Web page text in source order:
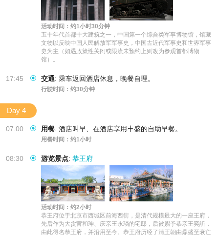
活动时间：约1小时30分钟
五十年代首都十大建筑之一，中国第一个综合类军事博物馆，馆藏
文物以反映中国人民解放军军事史，中国古近代军事史和世界军事
史为主（如遇政策性关闭或限流未预约上则改为参观首都博物
馆）。
17:45 交通: 乘车返回酒店休息，晚餐自理。
行驶时间：约30分钟
Day 4
07:00 用餐: 酒店叫早、在酒店享用丰盛的自助早餐。
用餐时间：约1小时
08:30 游览景点: 恭王府
活动时间：约2小时
恭王府位于北京市西城区前海西街，是清代规模最大的一座王府，
先后作为大贪官和珅、庆亲王永璘的宅邸，后被赐予恭亲王奕訢，
由此得名恭王府，并沿用至今。恭王府历经了清王朝由鼎盛至衰亡